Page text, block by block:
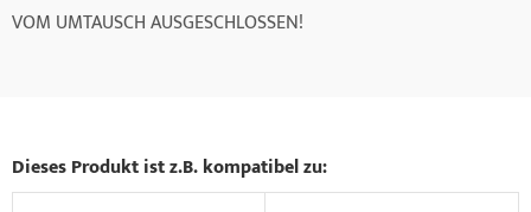
VOM UMTAUSCH AUSGESCHLOSSEN!
Dieses Produkt ist z.B. kompatibel zu: